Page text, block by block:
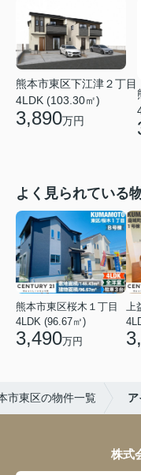
熊本市東区下江津２丁目
4LDK (103.30㎡)
3,890万円
よく見られている
熊本市東区桜木１丁目
4LDK (96.67㎡)
3,490万円
市東区の物件一覧
株式